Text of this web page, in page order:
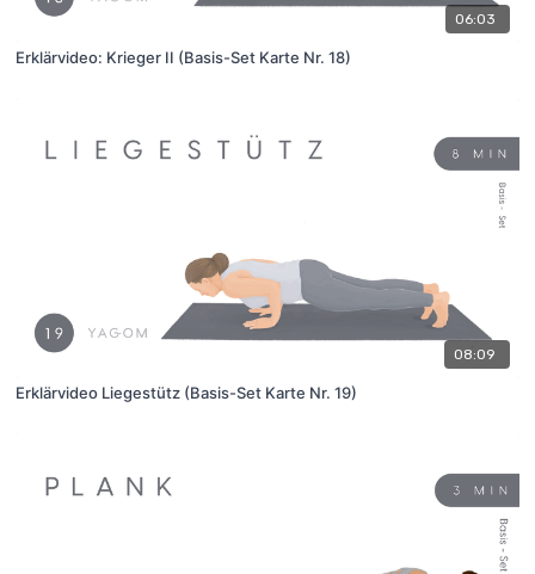
06:03
Erklärvideo: Krieger II (Basis-Set Karte Nr. 18)
08:09
Erklärvideo Liegestütz (Basis-Set Karte Nr. 19)